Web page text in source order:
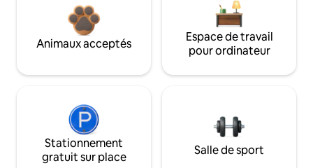
Animaux acceptés
Espace de travail
pour ordinateur
Stationnement
gratuit sur place
Salle de sport